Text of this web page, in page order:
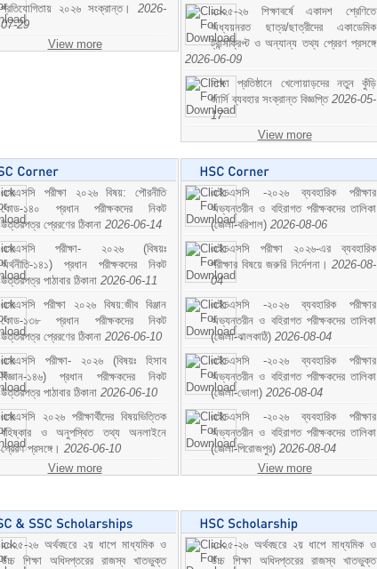
প্রতিযোগিতায় ২০২৬ সংক্রান্ত। 2026-
07-29
View more
২০২৫-২৬ শিক্ষাবর্ষে একাদশ শ্রেণিতে
অধ্যয়নরত ছাত্র/ছাত্রীদের একাডেমিক
ট্রান্সক্রিপ্ট ও অন্যান্য তথ্য প্রেরণ প্রসঙ্গে
2026-06-09
শিক্ষা প্রতিষ্ঠানে খেলোয়াড়দের নতুন কুঁড়ি
জার্সি ব্যবহার সংক্রান্ত বিজ্ঞপ্তি 2026-05-
17
View more
এসএসসি পরীক্ষা ২০২৬ বিষয়: পৌরনীতি
কোড-১৪০ প্রধান পরীক্ষকদের নিকট
উত্তরপত্র প্রেরণের ঠিকানা 2026-06-14
এসএসসি পরীক্ষা- ২০২৬ (বিষয়ঃ
অর্থনীতি-১৪১) প্রধান পরীক্ষকদের নিকট
উত্তরপত্র পাঠাবার ঠিকানা 2026-06-11
এসএসসি পরীক্ষা ২০২৬ বিষয়:জীব বিঞ্জান
কোড-১৩৮ প্রধান পরীক্ষকদের নিকট
উত্তরপত্র প্রেরণের ঠিকানা 2026-06-10
এসএসসি পরীক্ষা- ২০২৬ (বিষয়ঃ হিসাব
বিজ্ঞান-১৪৬) প্রধান পরীক্ষকদের নিকট
উত্তরপত্র পাঠাবার ঠিকানা 2026-06-10
এসএসসি ২০২৬ পরীক্ষার্থীদের বিষয়ভিত্তিক
বহিষ্কার ও অনুপস্থিত তথ্য অনলাইনে
প্রেরণ প্রসঙ্গে। 2026-06-10
View more
এইচএসসি -২০২৬ ব্যবহারিক পরীক্ষার
অভ্যন্তরীন ও বহিরাগত পরীক্ষকদের তালিকা
(জেলা-বরিশাল) 2026-08-06
এইচএসসি পরীক্ষা ২০২৬-এর ব্যবহারিক
পরীক্ষার বিষয়ে জরুরি নির্দেশনা। 2026-08-
04
এইচএসসি -২০২৬ ব্যবহারিক পরীক্ষার
অভ্যন্তরীন ও বহিরাগত পরীক্ষকদের তালিকা
(জেলা-ঝালকাঠি) 2026-08-04
এইচএসসি -২০২৬ ব্যবহারিক পরীক্ষার
অভ্যন্তরীন ও বহিরাগত পরীক্ষকদের তালিকা
(জেলা-ভোলা) 2026-08-04
এইচএসসি -২০২৬ ব্যবহারিক পরীক্ষার
অভ্যন্তরীন ও বহিরাগত পরীক্ষকদের তালিকা
(জেলা-পিরোজপুর) 2026-08-04
View more
২০২৫-২৬ অর্থবছরে ২য় ধাপে মাধ্যমিক ও
উচ্চ শিক্ষা অধিদপ্তরের রাজস্ব খাতভুক্ত
২০২৫-২৬ অর্থবছরে ২য় ধাপে মাধ্যমিক ও
উচ্চ শিক্ষা অধিদপ্তরের রাজস্ব খাতভুক্ত